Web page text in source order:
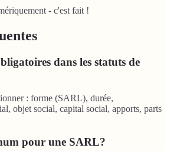
- c'est fait !
dans les statuts de
: forme (SARL), durée,
objet social, capital social, apports, parts
pour une SARL?